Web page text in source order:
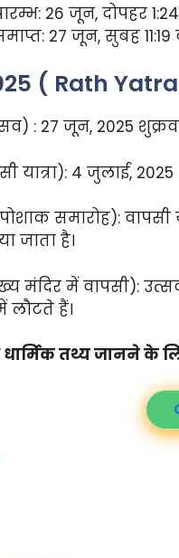
26 जून, दोपहर
27 जून, सुबह
( Rath
: 27 जून, 2025​
यात्रा): 4 जुलाई,
समारोह):
जाता है।
मंदिर में वापसी):
लौटते हैं।
तथ्य जानने के